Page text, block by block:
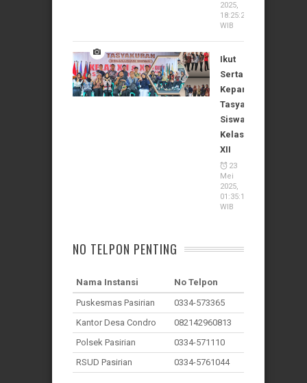
2025,
18:25:24
WIB
Ikut
Serta
Kepanitiaan
Tasyakuran
Siswa
Kelas
XII
23
Mei
2025,
01:35:11
WIB
NO TELPON PENTING
Nama Instansi
No Telpon
Puskesmas Pasirian
0334-573365
Kantor Desa Condro
082142960813
Polsek Pasirian
0334-571110
RSUD Pasirian
0334-5761044